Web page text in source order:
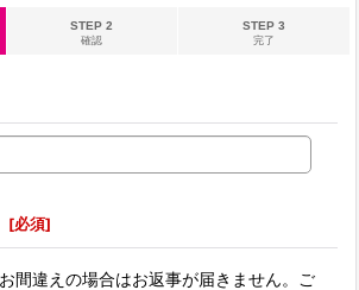
STEP 2
確認
STEP 3
完了
[必須]
間違えの場合はお返事が届きません。ご